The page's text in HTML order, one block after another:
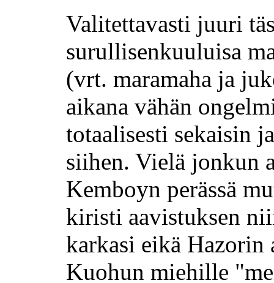
Valitettavasti juuri
surullisenkuuluisa
(vrt. maramaha ja
aikana vähän
totaalisesti sekaisin
siihen. Vielä jonkun
Kemboyn perässä
kiristi aavistuksen
karkasi eikä
Kuohun miehille